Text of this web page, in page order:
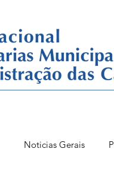
Noticias Gerais